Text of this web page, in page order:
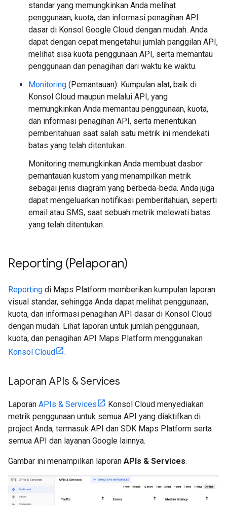
standar yang memungkinkan Anda melihat
penggunaan, kuota, dan informasi penagihan API
dasar di Konsol Google Cloud dengan mudah. Anda
dapat dengan cepat mengetahui jumlah panggilan API,
melihat sisa kuota penggunaan API, serta memantau
penggunaan dan penagihan dari waktu ke waktu.
Monitoring (Pemantauan): Kumpulan alat, baik di
Konsol Cloud maupun melalui API, yang
memungkinkan Anda memantau penggunaan, kuota,
dan informasi penagihan API, serta menentukan
pemberitahuan saat salah satu metrik ini mendekati
batas yang telah ditentukan.
Monitoring memungkinkan Anda membuat dasbor
pemantauan kustom yang menampilkan metrik
sebagai jenis diagram yang berbeda-beda. Anda juga
dapat mengeluarkan notifikasi pemberitahuan, seperti
email atau SMS, saat sebuah metrik melewati batas
yang telah ditentukan.
Reporting (Pelaporan)
Reporting di Maps Platform memberikan kumpulan laporan
visual standar, sehingga Anda dapat melihat penggunaan,
kuota, dan informasi penagihan API dasar di Konsol Cloud
dengan mudah. Lihat laporan untuk jumlah penggunaan,
kuota, dan penagihan API Maps Platform menggunakan
Konsol Cloud
.
Laporan APIs & Services
Laporan APIs & Services
Konsol Cloud menyediakan
metrik penggunaan untuk semua API yang diaktifkan di
project Anda, termasuk API dan SDK Maps Platform serta
semua API dan layanan Google lainnya.
Gambar ini menampilkan laporan APIs & Services.